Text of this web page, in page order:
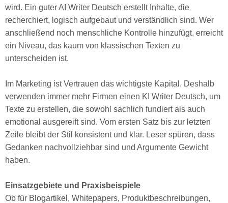
wird. Ein guter AI Writer Deutsch erstellt Inhalte, die
recherchiert, logisch aufgebaut und verständlich sind. Wer
anschließend noch menschliche Kontrolle hinzufügt, erreicht
ein Niveau, das kaum von klassischen Texten zu
unterscheiden ist.
Im Marketing ist Vertrauen das wichtigste Kapital. Deshalb
verwenden immer mehr Firmen einen KI Writer Deutsch, um
Texte zu erstellen, die sowohl sachlich fundiert als auch
emotional ausgereift sind. Vom ersten Satz bis zur letzten
Zeile bleibt der Stil konsistent und klar. Leser spüren, dass
Gedanken nachvollziehbar sind und Argumente Gewicht
haben.
Einsatzgebiete und Praxisbeispiele
Ob für Blogartikel, Whitepapers, Produktbeschreibungen,